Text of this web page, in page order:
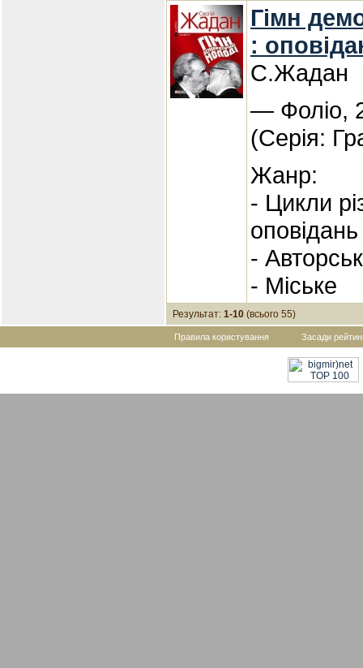
Гімн
:
С.Жадан
— Фоліо,
(Серія:
Жанр:
- Цикли
оповідань
-
- Міське
Результат: 1-10 (всього 55)
Правила користування Засади